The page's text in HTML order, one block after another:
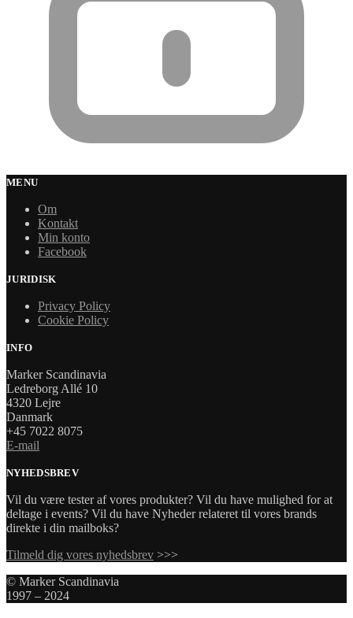
MENU
Om
Kontakt
Min konto
Facebook
JURIDISK
Privacy Policy
Cookie Policy
INFO
Marker Scandinavia
Ledreborg Allé 10
4320 Lejre
Danmark
+45 7022 8075
E-mail
NYHEDSBREV
Vil du være tester af vores produkter? Vil du have mulighed for at
deltage i events? Vil du have Nyheder relateret til vores brands
direkte i din mailboks?
Tilmeld dig vores nyhedsbrev >>>
© Marker Scandinavia
1997 – 2024